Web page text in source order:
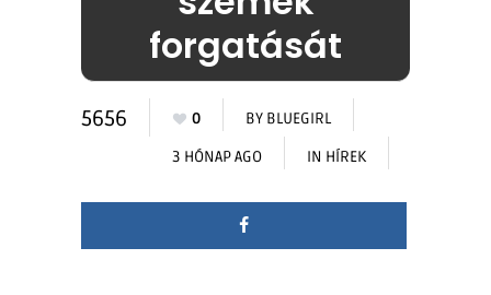
forgatását
5656 0 BY BLUEGIRL
3 HÓNAP AGO IN HÍREK